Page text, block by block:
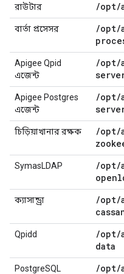
রাউটার /opt/
বার্তা প্রসেসর /opt/
Apigee Qpid
এজেন্ট
/opt/
Apigee Postgres
এজেন্ট
/opt/
চিড়িয়াখানার রক্ষক /opt/
SymasLDAP /opt/
ক্যাসান্ড্রা /opt/
Qpidd /opt/
data
PostgreSQL
/opt/